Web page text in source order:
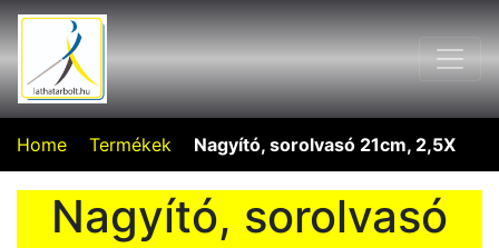
Home Termékek Nagyító, sorolvasó 21cm, 2,5X
Nagyító, sorolvasó